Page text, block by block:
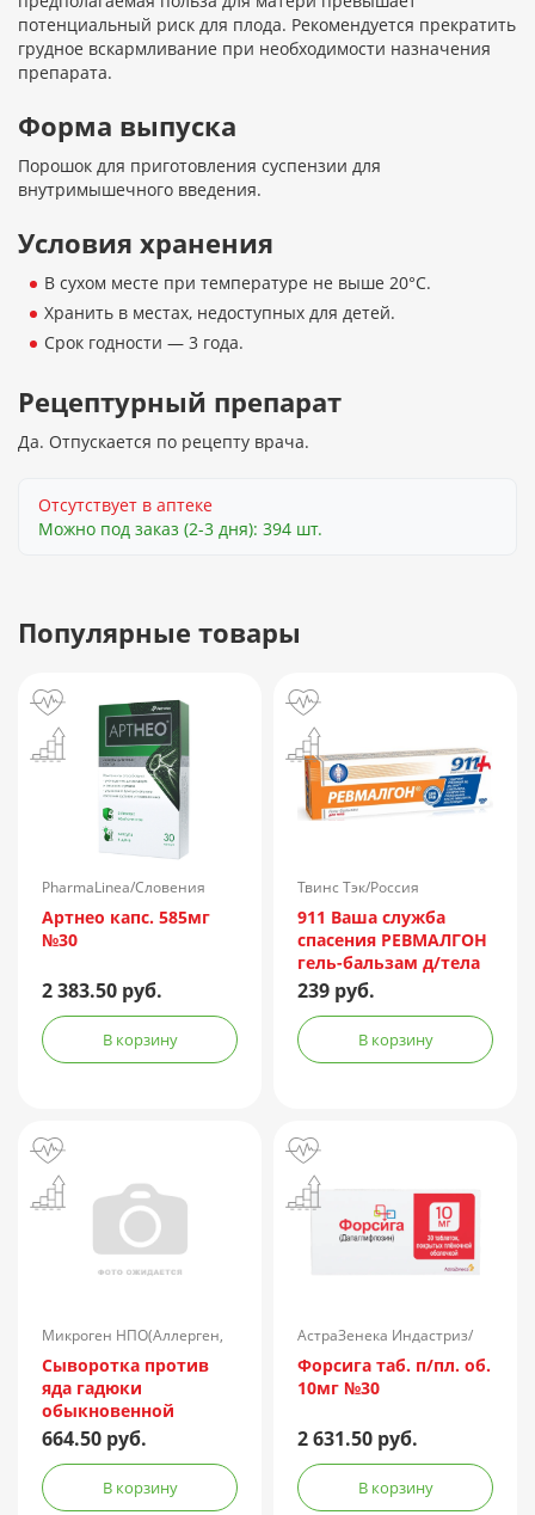
потенциальный риск для плода. Рекомендуется прекратить
грудное вскармливание при необходимости назначения
препарата.
Форма выпуска
Порошок для приготовления суспензии для
внутримышечного введения.
Условия хранения
В сухом месте при температуре не выше 20°С.
Хранить в местах, недоступных для детей.
Срок годности — 3 года.
Рецептурный препарат
Да. Отпускается по рецепту врача.
Отсутствует в аптеке
Можно под заказ (2-3 дня): 394 шт.
Популярные товары
PharmaLinea/Словения
Артнео капс. 585мг
№30
2 383.50 руб.
В корзину
Твинс Тэк/Россия
911 Ваша служба
спасения РЕВМАЛГОН
гель-бальзам д/тела
100мл
239 руб.
В корзину
Микроген НПО(Аллерген,
г.Ставрополь)/Россия
Сыворотка против
яда гадюки
обыкновенной
лошадиная
очищенная
концентрированная
жидкая амп.(р-р д/
664.50 руб.
В корзину
АстраЗенека Индастриз/
Россия
Форсига таб. п/пл. об.
10мг №30
2 631.50 руб.
В корзину